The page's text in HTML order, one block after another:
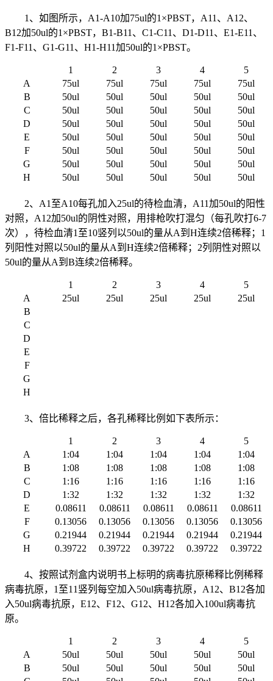
1、如图所示，A1-A10加75ul的1×PBST，A11、A12、
B12加50ul的1×PBST，B1-B11、C1-C11、D1-D11、E1-E11、
F1-F11、G1-G11、H1-H11加50ul的1×PBST。
1 2 3 4
5
A
75ul 75ul 75ul 75ul
75ul
B
50ul 50ul 50ul 50ul
50ul
C
50ul 50ul 50ul 50ul
50ul
D
50ul 50ul 50ul 50ul
50ul
E
50ul 50ul 50ul 50ul
50ul
F
50ul 50ul 50ul 50ul
50ul
G
50ul 50ul 50ul 50ul
50ul
H
50ul 50ul 50ul 50ul 50ul
2、A1至A10每孔加入25ul的待检血清，A11加50ul的阳性
对照，A12加50ul的阴性对照，用排枪吹打混匀（每孔吹打6-7
次），待检血清1至10竖列以50ul的量从A到H连续2倍稀释；1
列阳性对照以50ul的量从A到H连续2倍稀释；2列阴性对照以
50ul的量从A到B连续2倍稀释。
1 2 3 4
5
A
25ul 25ul 25ul 25ul
25ul
B
C
D
E
F
G
H
3、倍比稀释之后，各孔稀释比例如下表所示：
1 2 3 4
5
A
1:04 1:04 1:04 1:04
1:04
B
1:08 1:08 1:08 1:08
1:08
C
1:16 1:16 1:16 1:16
1:16
D
1:32 1:32 1:32 1:32
1:32
E
0.08611 0.08611 0.08611 0.08611
0.08611
F
0.13056 0.13056 0.13056 0.13056
0.13056
G
0.21944 0.21944 0.21944 0.21944
0.21944
H
0.39722 0.39722 0.39722 0.39722 0.39722
4、按照试剂盒内说明书上标明的病毒抗原稀释比例稀释
病毒抗原，1至11竖列每空加入50ul病毒抗原，A12、B12各加
入50ul病毒抗原，E12、F12、G12、H12各加入100ul病毒抗
原。
1 2 3 4
5
A
50ul 50ul 50ul 50ul
50ul
B
50ul 50ul 50ul 50ul
50ul